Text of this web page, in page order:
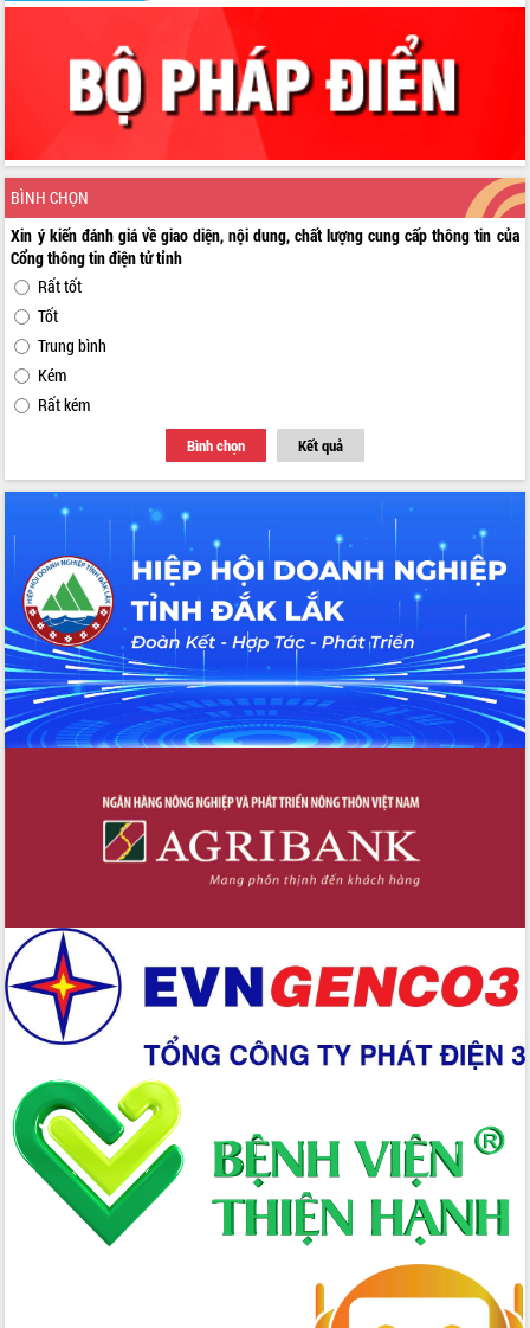
BÌNH CHỌN
Xin ý kiến đánh giá về giao diện, nội dung, chất lượng cung cấp thông tin của
Cổng thông tin điện tử tỉnh
Rất tốt
Tốt
Trung bình
Kém
Rất kém
Bình chọn Kết quả